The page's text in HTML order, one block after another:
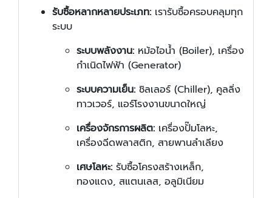
รับซื้อหลากหลายประเภท: เรารับซื้อครอบคลุมทุก
ระบบ
ระบบพลังงาน: หม้อไอน้ำ (Boiler), เครื่อง
กำเนิดไฟฟ้า (Generator)
ระบบความเย็น: ชิลเลอร์ (Chiller), คูลลิ่ง
ทาวเวอร์, แอร์โรงงานขนาดใหญ่
เครื่องจักรการผลิต: เครื่องปั๊มโลหะ,
เครื่องฉีดพลาสติก, สายพานลำเลียง
เศษโลหะ: รับซื้อโครงสร้างเหล็ก,
ทองแดง, สแตนเลส, อลูมิเนียม